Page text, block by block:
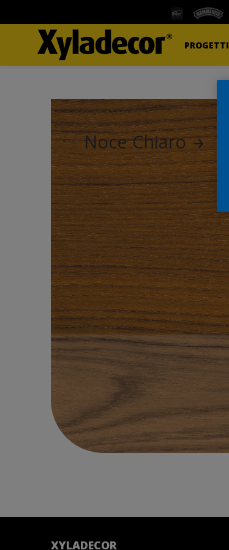
PROGETTI
Noce Chiaro
XYLADECOR